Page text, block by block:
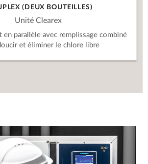
(DEUX BOUTEILLES)
Unité Clearex
en parallèle avec remplissage combiné
et éliminer le chlore libre